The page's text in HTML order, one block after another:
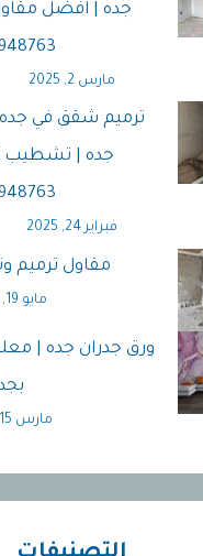
جده | افضل
مارس 2, 2025
ترميم شقق في جده
جده | تشطيب
فبراير 24, 2025
مقاول
مايو 19, 2024
ورق جدران جده |
مارس 15, 2023